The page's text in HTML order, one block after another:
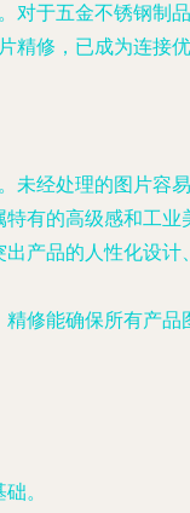
对于五金不锈钢制
精修，已成为连接
未经处理的图片容
有的高级感和工业
产品的人性化设计
修能确保所有产
。